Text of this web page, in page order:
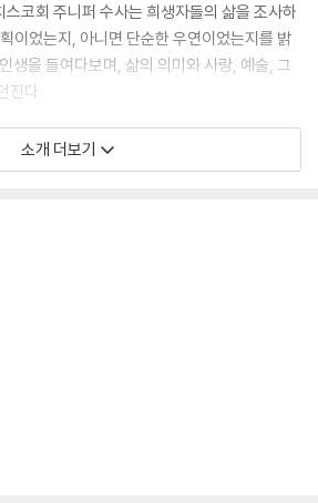
스코회 주니퍼 수사는 희생자들의 삶을 조사하
이었는지, 아니면 단순한 우연이었는지를 밝
생을 들여다보며, 삶의 의미와 사랑, 예술, 그
진다.
, 출간 직후 ‘문장가들의 교과서’라는 찬사를
수상했다. 출간 첫해에만 30만 부가 판매될 정
놓은 작품으로도 유명하다. 『산 루이스 레이
도 전 세계적으로 많은 독자에게 사랑받고 있
소개 더보기